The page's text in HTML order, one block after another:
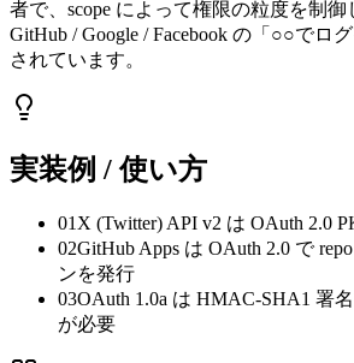
者で、scope によって権限の粒度を制御
GitHub / Google / Facebook の「○○でロ
されています。
実装例 / 使い方
01X (Twitter) API v2 は OAuth 2.0
02GitHub Apps は OAuth 2.0 で
ンを発行
03OAuth 1.0a は HMAC-SHA1 署名
が必要